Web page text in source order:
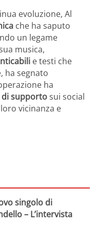
evoluzione, Al
che ha saputo
un legame
musica,
e testi che
ha segnato
ha
di supportosui social
vicinanza e
singolo di
– L’intervista